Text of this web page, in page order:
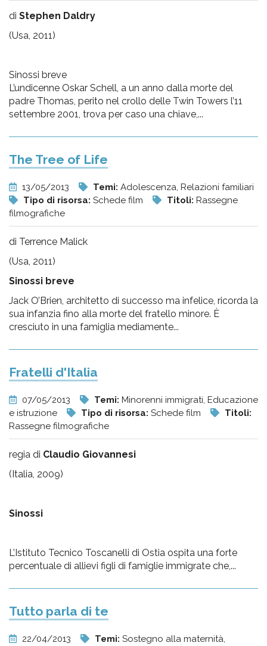
di Stephen Daldry
(Usa, 2011)
Sinossi breve
L’undicenne Oskar Schell, a un anno dalla morte del
padre Thomas, perito nel crollo delle Twin Towers l’11
settembre 2001, trova per caso una chiave,...
The Tree of Life
13/05/2013 Temi: Adolescenza, Relazioni familiari
Tipo di risorsa: Schede film Titoli: Rassegne
filmografiche
di Terrence Malick
(Usa, 2011)
Sinossi breve
Jack O’Brien, architetto di successo ma infelice, ricorda la
sua infanzia fino alla morte del fratello minore. È
cresciuto in una famiglia mediamente...
Fratelli d'Italia
07/05/2013 Temi: Minorenni immigrati, Educazione
e istruzione
Tipo di risorsa: Schede film
Titoli:
Rassegne filmografiche
regia di Claudio Giovannesi
(Italia, 2009)
Sinossi
L’Istituto Tecnico Toscanelli di Ostia ospita una forte
percentuale di allievi figli di famiglie immigrate che,...
Tutto parla di te
22/04/2013 Temi: Sostegno alla maternità,